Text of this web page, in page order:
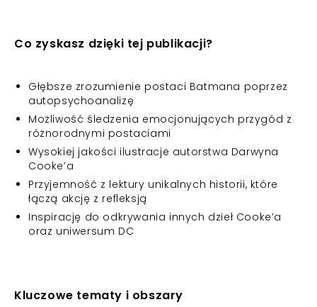
Co zyskasz dzięki tej publikacji?
Głębsze zrozumienie postaci Batmana poprzez
autopsychoanalizę
Możliwość śledzenia emocjonujących przygód z
różnorodnymi postaciami
Wysokiej jakości ilustracje autorstwa Darwyna
Cooke’a
Przyjemność z lektury unikalnych historii, które
łączą akcję z refleksją
Inspirację do odkrywania innych dzieł Cooke’a
oraz uniwersum DC
Kluczowe tematy i obszary